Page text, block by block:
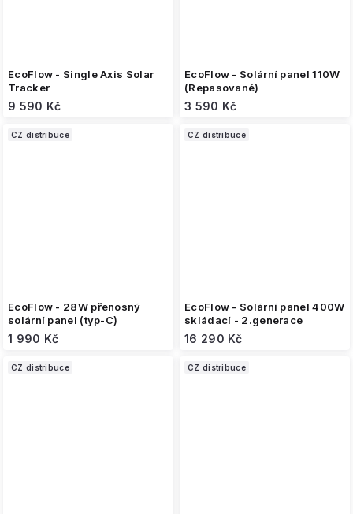
EcoFlow - Single Axis Solar
Tracker
9 590 Kč
EcoFlow - Solární panel 110W
(Repasované)
3 590 Kč
CZ distribuce
EcoFlow - 28W přenosný
solární panel (typ-C)
1 990 Kč
CZ distribuce
EcoFlow - Solární panel 400W
skládací - 2.generace
16 290 Kč
CZ distribuce CZ distribuce